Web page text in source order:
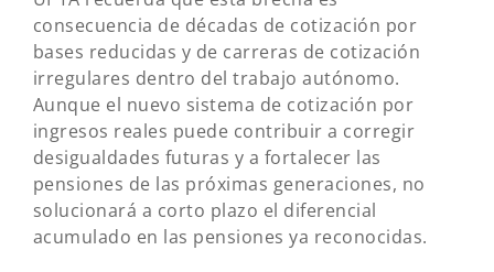
consecuencia de décadas de cotización por
bases reducidas y de carreras de cotización
irregulares dentro del trabajo autónomo.
Aunque el nuevo sistema de cotización por
ingresos reales puede contribuir a corregir
desigualdades futuras y a fortalecer las
pensiones de las próximas generaciones, no
solucionará a corto plazo el diferencial
acumulado en las pensiones ya reconocidas.